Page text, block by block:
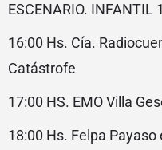
ESCENARIO. INFANTIL
16:00 Hs. Cía.
Catástrofe
17:00 HS. EMO Villa
18:00 Hs. Felpa